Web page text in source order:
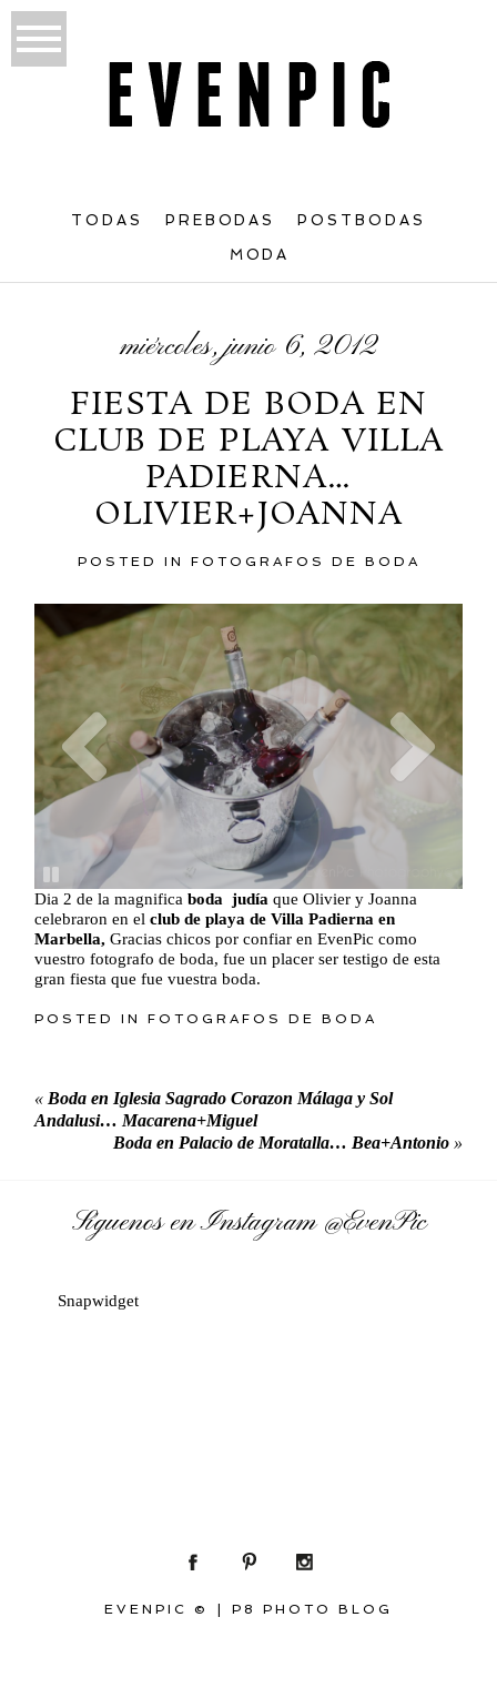
TODAS PREBODAS POSTBODAS
MODA
miércoles, junio 6, 2012
FIESTA DE BODA EN
CLUB DE PLAYA VILLA
PADIERNA…
OLIVIER+JOANNA
POSTED IN FOTOGRAFOS DE BODA
Dia 2 de la magnificaboda judía que Olivier y Joanna
celebraron en elclub de playa de Villa Padierna en
Marbella,Gracias chicos por confiar en EvenPic como
vuestro fotografo de boda, fue un placer ser testigo de esta
gran fiesta que fue vuestra boda.
POSTED INFOTOGRAFOS DE BODA
« Boda en Iglesia Sagrado Corazon Málaga y Sol
Andalusi… Macarena+Miguel
Boda en Palacio de Moratalla… Bea+Antonio »
Síguenos en Instagram@EvenPic
Snapwidget
EVENPIC © P8 PHOTO BLOG